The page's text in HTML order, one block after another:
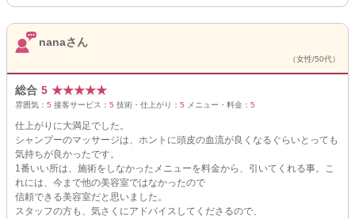
nanaさん
（女性/50代）
総合 5 ★★★★★
雰囲気： 5 接客サービス： 5 技術・仕上がり： 5 メニュー・料金： 5
仕上がりに大満足でした。
シャンプーのマッサージは、ホントに頭皮の血流が良くなるぐらいとっても
気持ちが良かったです。
1番いい所は、施術をしなかったメニューを料金から、引いてくれる事。こ
れには、今まで他の美容室ではなかったので
信頼できる美容室だと思いました。
スタッフの方も、気さくにアドバイスしてくださるので、